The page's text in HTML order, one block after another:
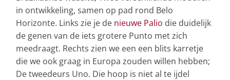
in ontwikkeling, samen op pad rond Belo
Horizonte. Links zie je de nieuwe Palio die duidelijk
de genen van de iets grotere Punto met zich
meedraagt. Rechts zien we een een blits karretje
die we ook graag in Europa zouden willen hebben;
De tweedeurs Uno. Die hoop is niet al te ijdel